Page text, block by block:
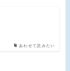
あわせて読みたい